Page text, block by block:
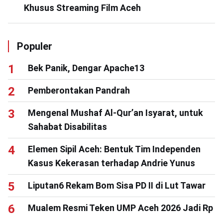
Khusus Streaming Film Aceh
Populer
Bek Panik, Dengar Apache13
Pemberontakan Pandrah
Mengenal Mushaf Al-Qur’an Isyarat, untuk
Sahabat Disabilitas
Elemen Sipil Aceh: Bentuk Tim Independen
Kasus Kekerasan terhadap Andrie Yunus
Liputan6 Rekam Bom Sisa PD II di Lut Tawar
Mualem Resmi Teken UMP Aceh 2026 Jadi Rp